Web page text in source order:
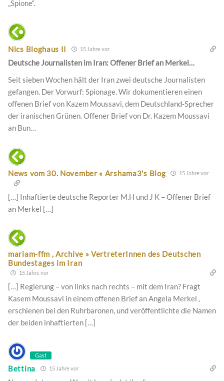
„Spione“.
Nics Bloghaus II 15 Jahre vor
Deutsche Journalisten im Iran: Offener Brief an Merkel…
Seit sieben Wochen hält der Iran zwei deutsche Journalisten
gefangen. Der Vorwurf: Spionage. Wir dokumentieren einen
offenen Brief von Kazem Moussavi, dem Deutschland-Sprecher
der iranischen Grünen. Offener Brief von Dr. Kazem Moussavi
an Bun…
News vom 30. November « Arshama3's Blog 15 Jahre vor
[…] Inhaftierte deutsche Reporter M.H und J K – Offener Brief
an Merkel […]
mariam-ffm , Archive » VertreterInnen des Deutschen
Bundestages im Iran
15 Jahre vor
[…] Regierung – von links nach rechts – mit dem Iran? Fragt
Kasem Moussavi in einem offenen Brief an Angela Merkel ,
erschienen bei den Ruhrbaronen, und veröffentlichte die Namen
der beiden inhaftierten […]
Gast
Bettina 15 Jahre vor